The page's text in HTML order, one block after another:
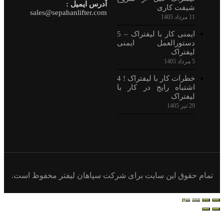
شیفت کاری
11 مرداد 1405
ایمنی کار با لیفتراک – 5
دستورالعمل ایمنی
لیفتراک
5 مرداد 1405
خطرات کار با لیفتراک ! 4
اشتباه رایج در کار با
لیفتراک
29 تیر 1405
آدرس ایمیل :
sales@sepahanlifter.com
تمام حقوق این سایت برای شرکت سپاهان لیفتر محفوظ است.
نمایندگان